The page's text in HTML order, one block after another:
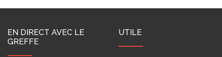
EN DIRECT AVEC LE
GREFFE
UTILE